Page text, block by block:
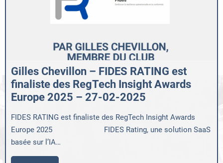
Gilles Chevillon – FIDES RATING est
finaliste des RegTech Insight Awards
Europe 2025 – 27-02-2025
FIDES RATING est finaliste des RegTech Insight Awards
Europe 2025 FIDES Rating, une solution SaaS
basée sur l’IA…